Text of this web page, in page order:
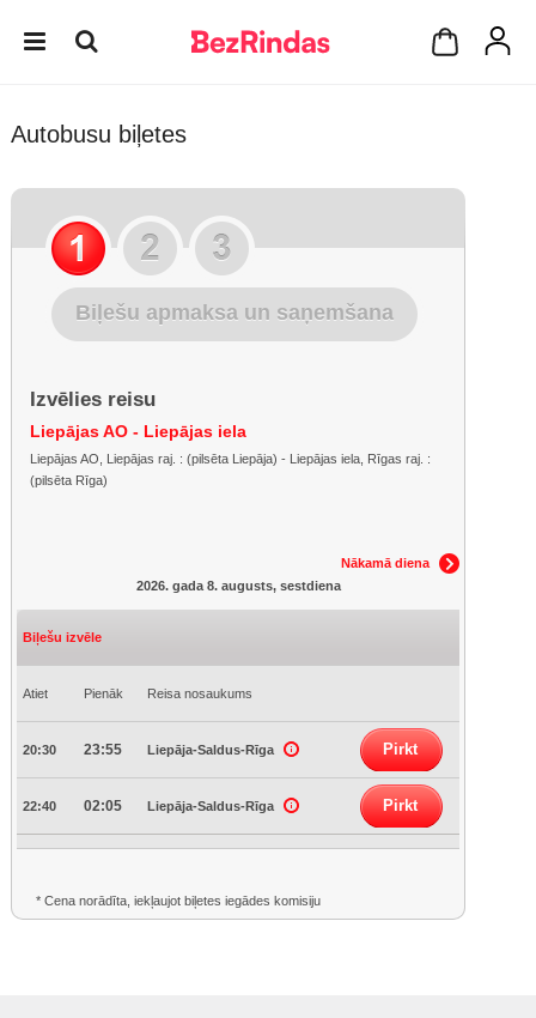
Autobusu biļetes
Biļešu apmaksa un saņemšana
Izvēlies reisu
Liepājas AO - Liepājas iela
Liepājas AO, Liepājas raj. : (pilsēta Liepāja) - Liepājas iela, Rīgas raj. :
(pilsēta Rīga)
Nākamā diena
2026. gada 8. augusts, sestdiena
Biļešu izvēle
Atiet Pienāk Reisa nosaukums
20:30 23:55 Liepāja-Saldus-Rīga Pirkt
22:40 02:05 Liepāja-Saldus-Rīga Pirkt
* Cena norādīta, iekļaujot biļetes iegādes komisiju